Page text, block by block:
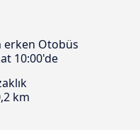
erken Otobüs
10:00'de
km